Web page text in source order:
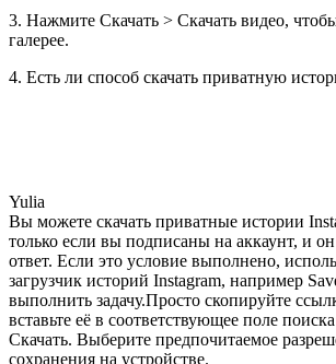
3. Нажмите Скачать > Скачать видео,
галерее.
4. Есть ли способ скачать приватную
Yulia
Вы можете скачать приватные истории
только если вы подписаны на аккаунт, и
ответ. Если это условие выполнено,
загрузчик историй Instagram, например
выполнить задачу.Просто скопируйте
вставьте её в соответствующее поле
Скачать. Выберите предпочитаемое
сохранения на устройстве.